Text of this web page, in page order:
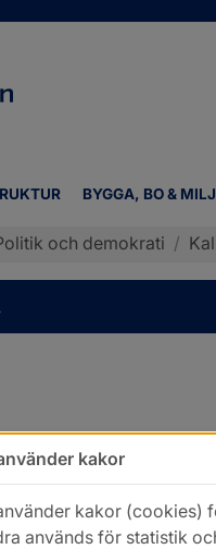
BYGGA, BO &
och demokrati /
kakor
kakor (cookies)
används för statistik